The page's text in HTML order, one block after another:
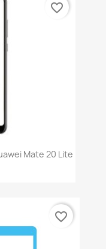
Mate 20 Lite
favorite_border
favorite_border